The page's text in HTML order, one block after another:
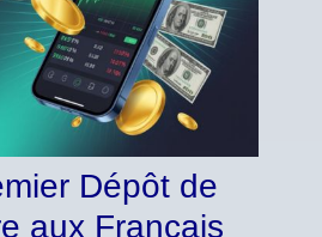
Dépôt de
aux Français